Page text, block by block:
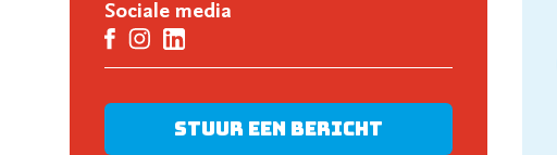
Sociale media
Stuur een bericht